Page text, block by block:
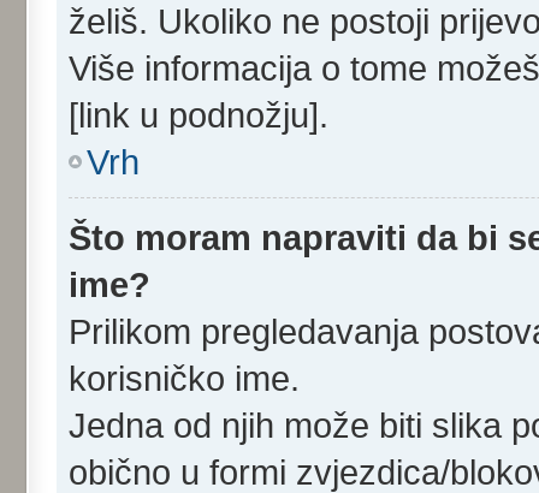
želiš. Ukoliko ne postoji
Više informacija o tome
[link u podnožju].
Vrh
Što moram napraviti da bi
ime?
Prilikom pregledavanja
korisničko ime.
Jedna od njih može biti slika
obično u formi zvjezdica/